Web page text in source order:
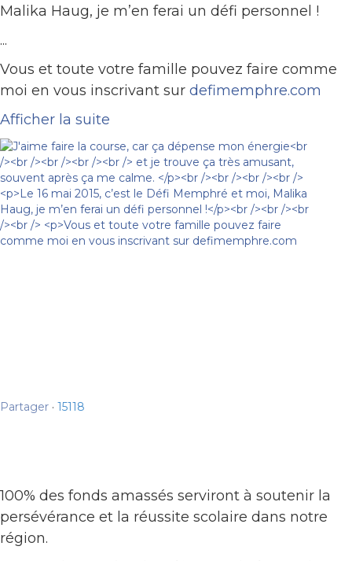
Malika Haug, je m’en ferai un défi personnel !
...
Vous et toute votre famille pouvez faire comme
moi en vous inscrivant sur defimemphre.com
Afficher la suite
Partager · 15118
100% des fonds amassés serviront à soutenir la
persévérance et la réussite scolaire dans notre
région.